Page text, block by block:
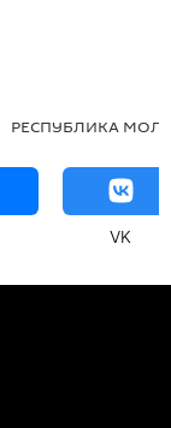
РЕСПУБЛИКА
VK